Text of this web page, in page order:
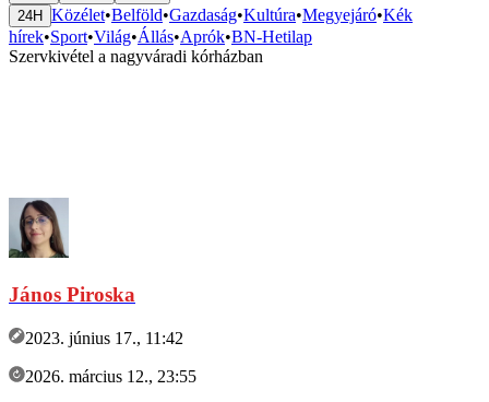
24H Közélet•Belföld•Gazdaság•Kultúra•Megyejáró•Kék
hírek•Sport•Világ•Állás•Aprók•BN-Hetilap
Szervkivétel a nagyváradi kórházban
János Piroska
2023. június 17., 11:42
2026. március 12., 23:55